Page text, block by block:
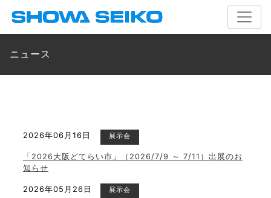
ニュース
2026年06月16日 展示会
「2026大阪どてらい市」（2026/7/9 ～ 7/11）出展のお
知らせ
2026年05月26日 展示会